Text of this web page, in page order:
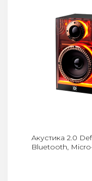
Акустика 2.0
Bluetooth,